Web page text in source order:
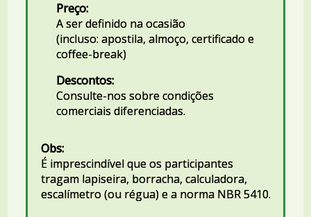
Preço:
A ser definido na ocasião
(incluso: apostila, almoço, certificado e
coffee-break)
Descontos:
Consulte-nos sobre condições
comerciais diferenciadas.
Obs:
É imprescindível que os participantes
tragam lapiseira, borracha, calculadora,
escalímetro (ou régua) e a norma NBR 5410.